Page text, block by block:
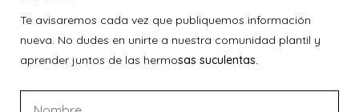
Te avisaremos cada vez que publiquemos información
nueva. No dudes en unirte a nuestra comunidad plantil y
aprender juntos de las hermosas suculentas.